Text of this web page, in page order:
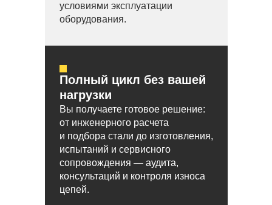
условиями эксплуатации
оборудования.
Полный цикл без вашей
нагрузки
Вы получаете готовое решение:
от инженерного расчета
и подбора стали до изготовления,
испытаний и сервисного
сопровождения — аудита,
консультаций и контроля износа
цепей.